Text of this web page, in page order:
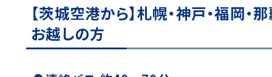
【茨城空港から】札幌・神戸・福岡・
お越しの方